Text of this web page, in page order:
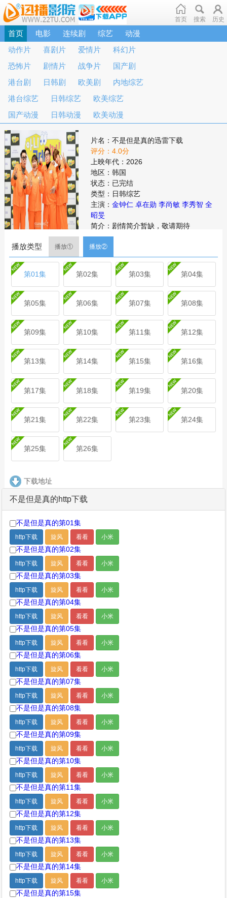
首页 搜索 历史
首页 电影 连续剧 综艺
动漫
动作片
喜剧片 爱情片
科幻片
恐怖片
剧情片 战争片
国产剧
港台剧
日韩剧 欧美剧
内地综艺
港台综艺
日韩综艺
欧美综艺
国产动漫
日韩动漫 欧美动漫
片名：不是但是真的迅雷下载
评分：4.0分
上映年代：2026
地区：韩国
状态：已完结
类型：日韩综艺
主演： 金钟仁 卓在勋 李尚敏 李秀智 全
昭旻
简介：剧情简介暂缺，敬请期待
剧集
播放类型 播放① 播放②
第01集 第02集 第03集 第04集
第05集 第06集 第07集 第08集
第09集 第10集 第11集 第12集
第13集 第14集 第15集 第16集
第17集 第18集 第19集 第20集
第21集 第22集 第23集 第24集
第25集 第26集
下载地址
不是但是真的http下载
不是但是真的第01集
http下载 旋风 看看 小米
不是但是真的第02集
http下载 旋风 看看 小米
不是但是真的第03集
http下载 旋风 看看 小米
不是但是真的第04集
http下载 旋风 看看 小米
不是但是真的第05集
http下载 旋风 看看 小米
不是但是真的第06集
http下载 旋风 看看 小米
不是但是真的第07集
http下载 旋风 看看 小米
不是但是真的第08集
http下载 旋风 看看 小米
不是但是真的第09集
http下载 旋风 看看 小米
不是但是真的第10集
http下载 旋风 看看 小米
不是但是真的第11集
http下载 旋风 看看 小米
不是但是真的第12集
http下载 旋风 看看 小米
不是但是真的第13集
http下载 旋风 看看 小米
不是但是真的第14集
http下载 旋风 看看 小米
不是但是真的第15集